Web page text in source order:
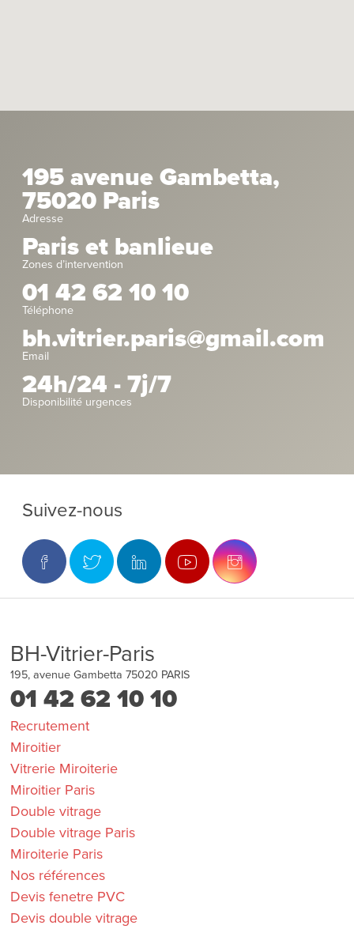
195 avenue Gambetta,
75020 Paris
Adresse
Paris et banlieue
Zones d’intervention
01 42 62 10 10
Téléphone
bh.vitrier.paris@gmail.com
Email
24h/24 - 7j/7
Disponibilité urgences
Suivez-nous
BH-Vitrier-Paris
195, avenue Gambetta 75020 PARIS
01 42 62 10 10
Recrutement
Miroitier
Vitrerie Miroiterie
Miroitier Paris
Double vitrage
Double vitrage Paris
Miroiterie Paris
Nos références
Devis fenetre PVC
Devis double vitrage